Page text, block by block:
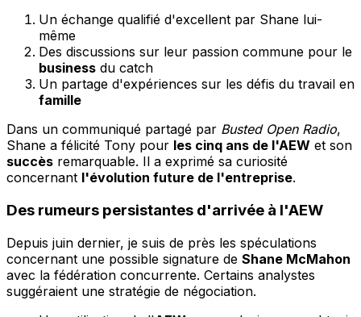
Un échange qualifié d'excellent par Shane lui-
même
Des discussions sur leur passion commune pour le
business du catch
Un partage d'expériences sur les défis du travail en
famille
Dans un communiqué partagé par Busted Open Radio,
Shane a félicité Tony pour les cinq ans de l'AEW et son
succès remarquable. Il a exprimé sa curiosité
concernant l'évolution future de l'entreprise.
Des rumeurs persistantes d'arrivée à l'AEW
Depuis juin dernier, je suis de près les spéculations
concernant une possible signature de Shane McMahon
avec la fédération concurrente. Certains analystes
suggéraient une stratégie de négociation.